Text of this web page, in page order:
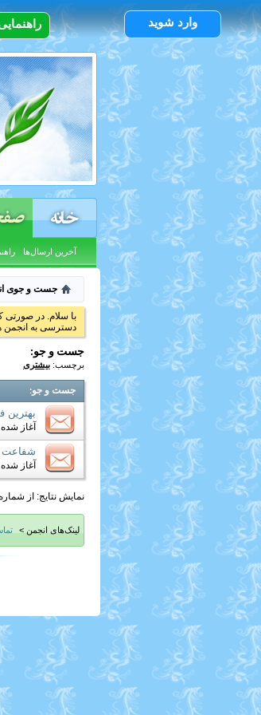
وارد شوید
خانه
آخرین ارسال‌ها
جست و جوی
با سلام. در صورتی
دسترسی به انجمن
جست و جو:
برچسب: بیشتری
جست و جو:
بهترین
آغاز
شفاعت
آغاز
نمایش نتایج: از شماره 1 تا 2 , از مجموع
لینک‌های انجمن >